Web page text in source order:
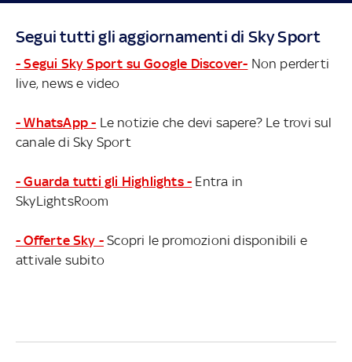
Segui tutti gli aggiornamenti di Sky Sport
- Segui Sky Sport su Google Discover- Non perderti
live, news e video
- WhatsApp - Le notizie che devi sapere? Le trovi sul
canale di Sky Sport
- Guarda tutti gli Highlights - Entra in
SkyLightsRoom
- Offerte Sky - Scopri le promozioni disponibili e
attivale subito